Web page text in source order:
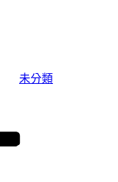
未分類